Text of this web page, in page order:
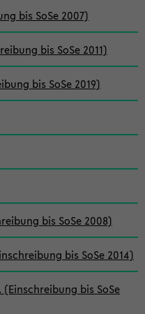
bis SoSe 2007)
bis SoSe 2011)
bis SoSe 2019)
bis SoSe 2008)
bis SoSe 2014)
bis SoSe